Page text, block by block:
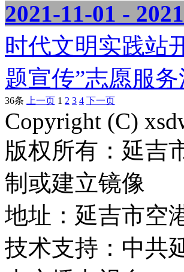
2021-11-01 -
时代文明实践站
题宣传”志愿服
36条 上一页 1 2 3 4 下一页
Copyright (C)
版权所有：延吉
制或建立镜像
地址：延吉市空
技术支持：中共